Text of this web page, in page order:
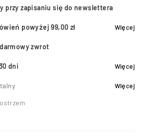
przy zapisaniu się do newslettera
powyżej 99,00 zł Więcej
zwrot
dni Więcej
Więcej